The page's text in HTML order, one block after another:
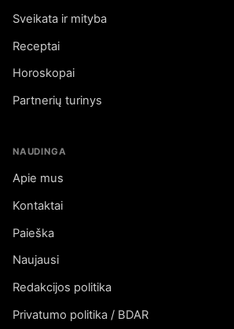
Sveikata ir mityba
Receptai
Horoskopai
Partnerių turinys
NAUDINGA
Apie mus
Kontaktai
Paieška
Naujausi
Redakcijos politika
Privatumo politika / BDAR